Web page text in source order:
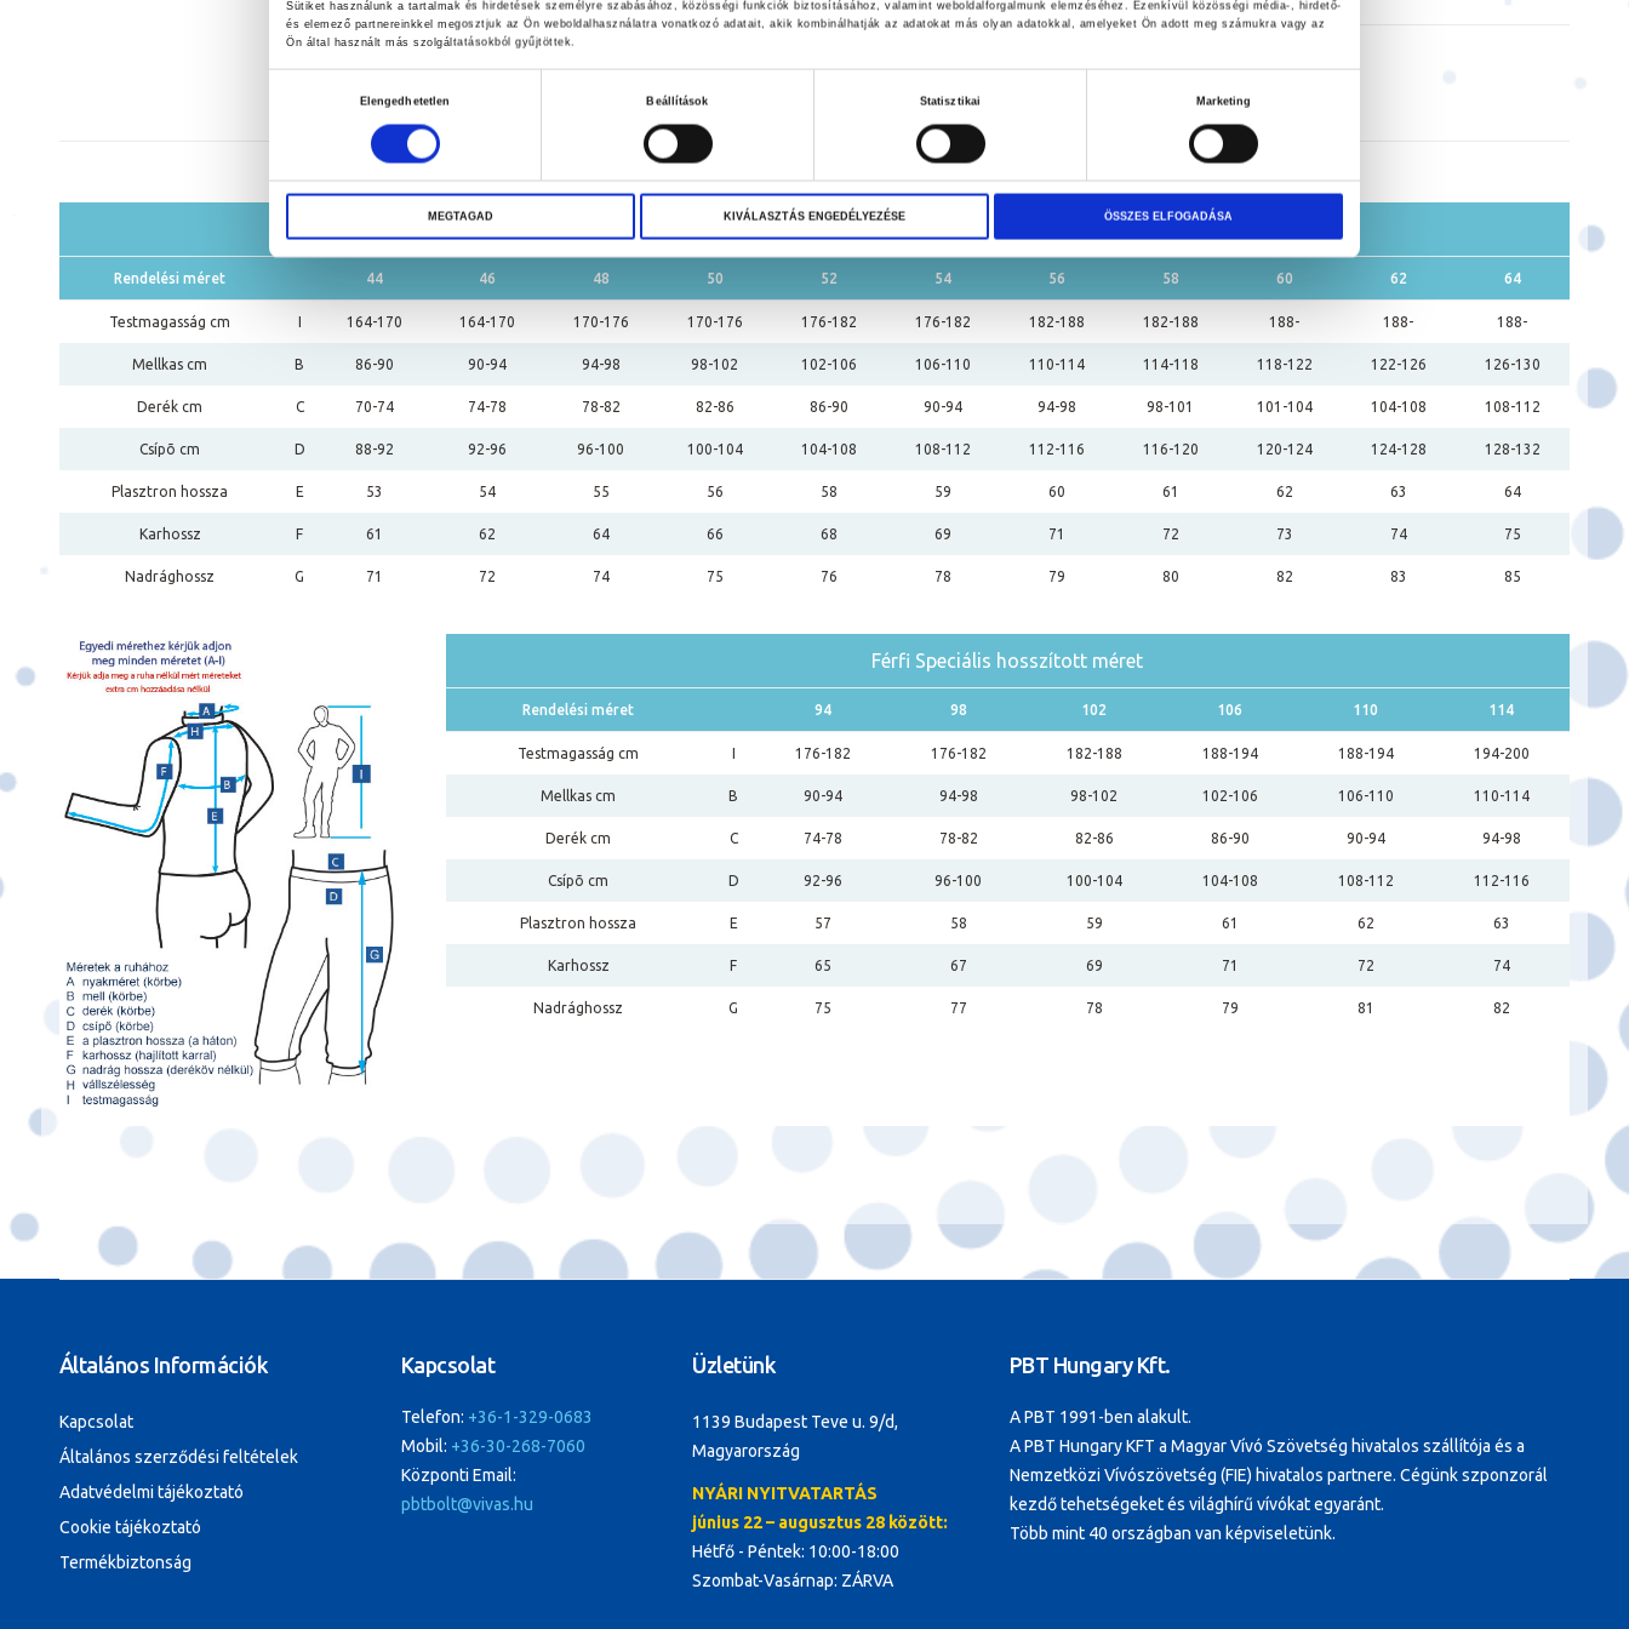
Sütiket használunk a tartalmak és hirdetések személyre szabásához, közösségi funkciók biztosításához, valamint weboldalforgalmunk elemzéséhez. Ezenkívül közösségi média-, hirdető-
és elemező partnereinkkel megosztjuk az Ön weboldalhasználatra vonatkozó adatait, akik kombinálhatják az adatokat más olyan adatokkal, amelyeket Ön adott meg számukra vagy az
Ön által használt más szolgáltatásokból gyűjtöttek.
Elengedhetetlen Beállítások Statisztikai Marketing
MEGTAGAD KIVÁLASZTÁS ENGEDÉLYEZÉSE ÖSSZES ELFOGADÁSA
következőképpen alakul:
Szombat–Vasárnap:
ZÁRVA
PBT FENCING TEAM
Mérettáblázat
Rendelési méret 44 46 48 50 52 54 56 58 60 62 64
Testmagasság cm 164-170 164-170 170-176 170-176 176-182 176-182 182-188 182-188 188- 188- 188-
Mellkas cm B 86-90 90-94 94-98 98-102 102-106 106-110 110-114 114-118 118-122 122-126 126-130
Derék cm C 70-74 74-78 78-82 82-86 86-90 90-94 94-98 98-101 101-104 104-108 108-112
Csípõ cm D 88-92 92-96 96-100 100-104 104-108 108-112 112-116 116-120 120-124 124-128 128-132
Plasztron hossza E 53 54 55 56 58 59 60 61 62 63 64
Karhossz F 61 62 64 66 68 69 71 72 73 74 75
Nadrághossz G 71 72 74 75 76 78 79 80 82 83 85
Férfi Speciális hosszított méret
Rendelési méret 94 98 102 106 110 114
Testmagasság cm 176-182 176-182 182-188 188-194 188-194 194-200
Mellkas cm B 90-94 94-98 98-102 102-106 106-110 110-114
Derék cm C 74-78 78-82 82-86 86-90 90-94 94-98
Csípõ cm D 92-96 96-100 100-104 104-108 108-112 112-116
Plasztron hossza E 57 58 59 61 62 63
Karhossz F 65 67 69 71 72 74
Nadrághossz G 75 77 78 79 81 82
További információ
Általános Információk
Kapcsolat
Általános szerződési feltételek
Adatvédelmi tájékoztató
Cookie tájékoztató
Termékbiztonság
Kapcsolat
Telefon: +36-1-329-0683
Mobil: +36-30-268-7060
Központi Email:
pbtbolt@vivas.hu
Üzletünk
1139 Budapest Teve u. 9/d,
Magyarország
NYÁRI NYITVATARTÁS
június 22 – augusztus 28 között:
Hétfő - Péntek: 10:00-18:00
Szombat-Vasárnap: ZÁRVA
PBT Hungary Kft.
A PBT 1991-ben alakult.
A PBT Hungary KFT a Magyar Vívó Szövetség hivatalos szállítója és a
Nemzetközi Vívószövetség (FIE) hivatalos partnere. Cégünk szponzorál
kezdő tehetségeket és világhírű vívókat egyaránt.
Több mint 40 országban van képviseletünk.